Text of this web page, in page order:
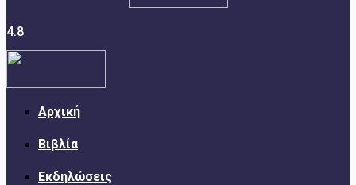
4.8
Αρχική
Βιβλία
Εκδηλώσεις